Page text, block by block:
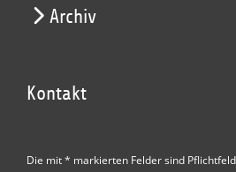
Archiv
Kontakt
Die mit * markierten Felder sind